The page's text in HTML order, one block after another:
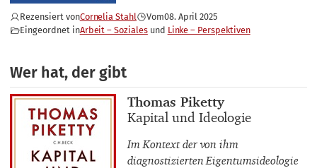
Rezensiert vonCornelia Stahl Vom08. April 2025
Eingeordnet inArbeit – Soziales Linke – Perspektiven
Wer hat, der gibt
Buchautor_innen
Thomas Piketty
Buchtitel
Kapital und Ideologie
Im Kontext der von ihm
diagnostizierten Eigentumsideologie